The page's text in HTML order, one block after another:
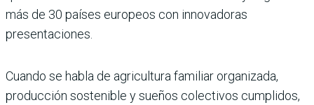
más de 30 países europeos con innovadoras
presentaciones.
Cuando se habla de agricultura familiar organizada,
producción sostenible y sueños colectivos cumplidos,